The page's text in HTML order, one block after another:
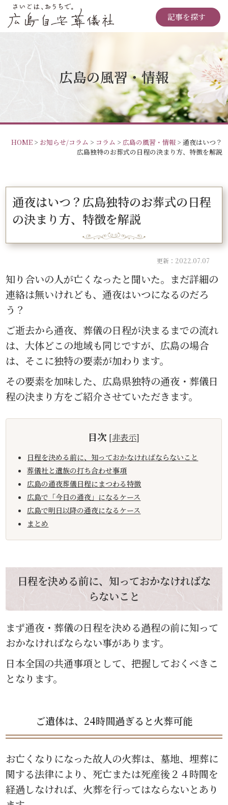
記事を探す
広島の風習・情報
HOME> お知らせ/コラム > コラム > 広島の風習・情報> 通夜はいつ？
広島独特のお葬式の日程の決まり方、特徴を解説
通夜はいつ？広島独特のお葬式の日程
の決まり方、特徴を解説
更新：2022.07.07
知り合いの人が亡くなったと聞いた。まだ詳細の
連絡は無いけれども、通夜はいつになるのだろ
う？
ご逝去から通夜、葬儀の日程が決まるまでの流れ
は、大体どこの地域も同じですが、広島の場合
は、そこに独特の要素が加わります。
その要素を加味した、広島県独特の通夜・葬儀日
程の決まり方をご紹介させていただきます。
目次 [非表示]
日程を決める前に、知っておかなければならないこと
葬儀社と遺族の打ち合わせ事項
広島の通夜葬儀日程にまつわる特徴
広島で「今日の通夜」になるケース
広島で明日以降の通夜になるケース
まとめ
日程を決める前に、知っておかなければな
らないこと
まず通夜・葬儀の日程を決める過程の前に知って
おかなければならない事があります。
日本全国の共通事項として、把握しておくべきこ
となります。
ご遺体は、24時間過ぎると火葬可能
お亡くなりになった故人の火葬は、墓地、埋葬に
関する法律により、死亡または死産後２４時間を
経過しなければ、火葬を行ってはならないとあり